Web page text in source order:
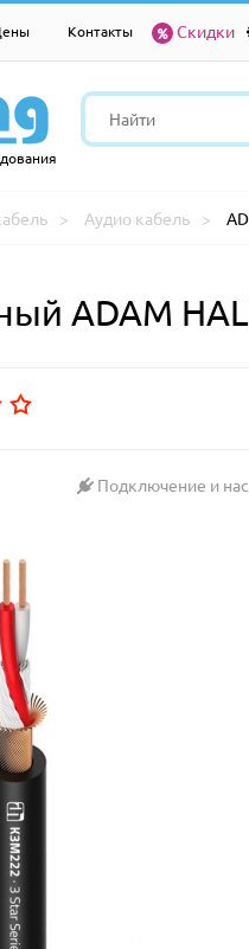
Контакты Скидки
Аудио кабель
ADAM
Подключение и